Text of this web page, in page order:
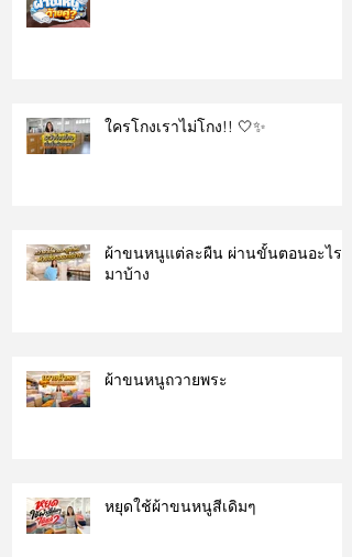
ใครโกงเราไม่โกง!! 🤍✨
ผ้าขนหนูแต่ละผืน ผ่านขั้นตอนอะไร
มาบ้าง
ผ้าขนหนูถวายพระ
หยุดใช้ผ้าขนหนูสีเดิมๆ